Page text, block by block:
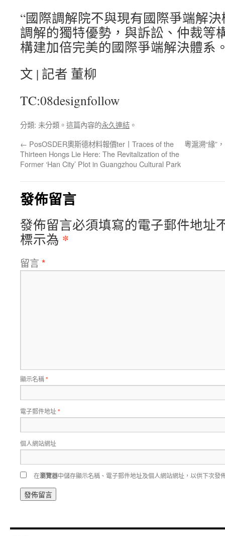
“國際調解院不與現有國際爭端解
調解的獨特優勢，與訴訟、仲裁等
構建加倍完美的國際爭端解決體系
文 | 記者 董柳
TC:08designfollow
分類: 未分類。這篇內容的永久連結 。
← PosOSDER奧斯德材料報價ter丨Traces of the
Thirteen Hongs Lie Here: The Revitalization of the
Former ‘Han City’ Plot in Guangzhou Cultural Park
粵滬溯“緣”
發佈留言
發佈留言必須填寫的電子郵件地址
標示為 *
留言 *
顯示名稱*
電子郵件地址*
個人網站網址
在瀏覽器中儲存顯示名稱、電子郵件地址及個人網站網址，以供下次發